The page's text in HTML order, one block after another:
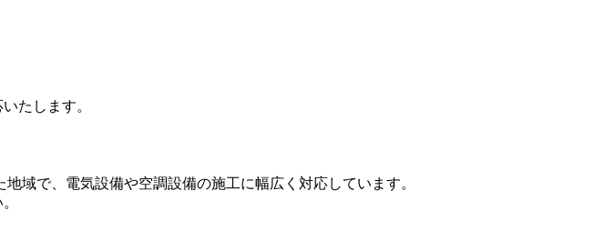
たします。
域で、電気設備や空調設備の施工に幅広く対応しています。